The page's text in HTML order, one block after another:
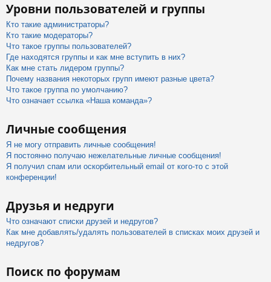
Уровни пользователей и группы
Кто такие администраторы?
Кто такие модераторы?
Что такое группы пользователей?
Где находятся группы и как мне вступить в них?
Как мне стать лидером группы?
Почему названия некоторых групп имеют разные цвета?
Что такое группа по умолчанию?
Что означает ссылка «Наша команда»?
Личные сообщения
Я не могу отправить личные сообщения!
Я постоянно получаю нежелательные личные сообщения!
Я получил спам или оскорбительный email от кого-то с этой
конференции!
Друзья и недруги
Что означают списки друзей и недругов?
Как мне добавлять/удалять пользователей в списках моих друзей и
недругов?
Поиск по форумам